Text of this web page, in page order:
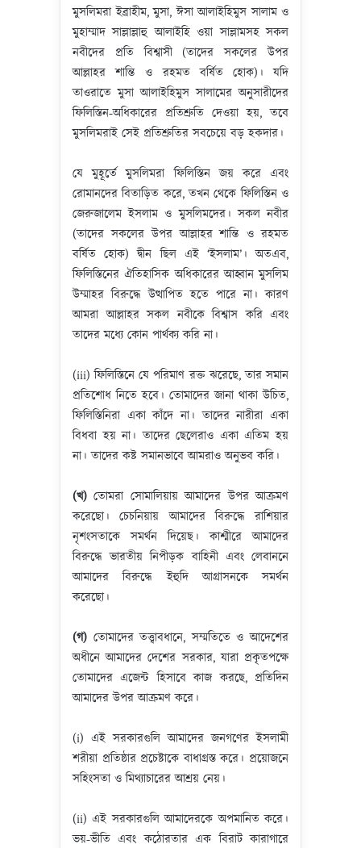
মুসলিমরা ইব্রাহীম, মুসা, ঈসা আলাইহিমুস সালাম ও
মুহাম্মাদ সাল্লাল্লাহু আলাইহি ওয়া সাল্লামসহ সকল
নবীদের প্রতি বিশ্বাসী (তাদের সকলের উপর
আল্লাহর শান্তি ও রহমত বর্ষিত হোক)। যদি
তাওরাতে মুসা আলাইহিমুস সালামের অনুসারীদের
ফিলিস্তিন-অধিকারের প্রতিশ্রুতি দেওয়া হয়, তবে
মুসলিমরাই সেই প্রতিশ্রুতির সবচেয়ে বড় হকদার।
যে মুহূর্তে মুসলিমরা ফিলিস্তিন জয় করে এবং
রোমানদের বিতাড়িত করে, তখন থেকে ফিলিস্তিন ও
জেরুজালেম ইসলাম ও মুসলিমদের। সকল নবীর
(তাদের সকলের উপর আল্লাহর শান্তি ও রহমত
বর্ষিত হোক) দ্বীন ছিল এই ‘ইসলাম’। অতএব,
ফিলিস্তিনের ঐতিহাসিক অধিকারের আহ্বান মুসলিম
উম্মাহর বিরুদ্ধে উত্থাপিত হতে পারে না। কারণ
আমরা আল্লাহর সকল নবীকে বিশ্বাস করি এবং
তাদের মধ্যে কোন পার্থক্য করি না।
(iii) ফিলিস্তিনে যে পরিমাণ রক্ত ঝরেছে, তার সমান
প্রতিশোধ নিতে হবে। তোমাদের জানা থাকা উচিত,
ফিলিস্তিনিরা একা কাঁদে না। তাদের নারীরা একা
বিধবা হয় না। তাদের ছেলেরাও একা এতিম হয়
না। তাদের কষ্ট সমানভাবে আমরাও অনুভব করি।
(খ) তোমরা সোমালিয়ায় আমাদের উপর আক্রমণ
করেছো। চেচনিয়ায় আমাদের বিরুদ্ধে রাশিয়ার
নৃশংসতাকে সমর্থন দিয়েছ। কাশ্মীরে আমাদের
বিরুদ্ধে ভারতীয় নিপীড়ক বাহিনী এবং লেবাননে
আমাদের বিরুদ্ধে ইহুদি আগ্রাসনকে সমর্থন
করেছো।
(গ) তোমাদের তত্ত্বাবধানে, সম্মতিতে ও আদেশের
অধীনে আমাদের দেশের সরকার, যারা প্রকৃতপক্ষে
তোমাদের এজেন্ট হিসাবে কাজ করছে, প্রতিদিন
আমাদের উপর আক্রমণ করে।
(i) এই সরকারগুলি আমাদের জনগণের ইসলামী
শরীয়া প্রতিষ্ঠার প্রচেষ্টাকে বাধাগ্রস্ত করে। প্রয়োজনে
সহিংসতা ও মিথ্যাচারের আশ্রয় নেয়।
(ii) এই সরকারগুলি আমাদেরকে অপমানিত করে।
ভয়-ভীতি এবং কঠোরতার এক বিরাট কারাগারে